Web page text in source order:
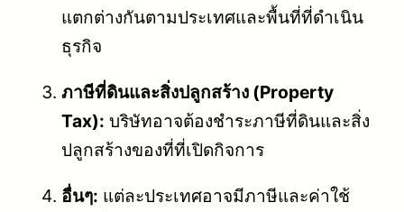
แตกต่างกันตามประเทศและพื้นที่ที่ดำเนิน
ธุรกิจ
ภาษีที่ดินและสิ่งปลูกสร้าง (Property
Tax): บริษัทอาจต้องชำระภาษีที่ดินและสิ่ง
ปลูกสร้างของที่ที่เปิดกิจการ
อื่นๆ: แต่ละประเทศอาจมีภาษีและค่าใช้